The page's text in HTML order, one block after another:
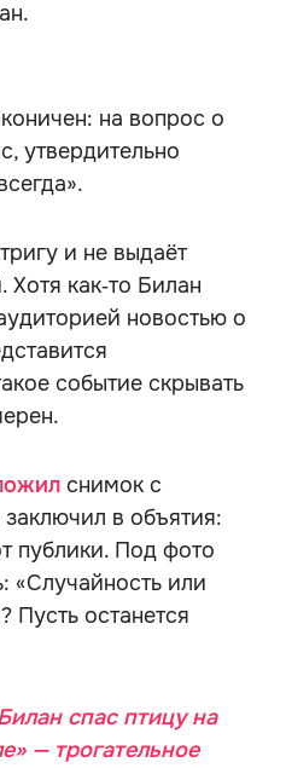
на вопрос о
утвердительно
и не выдаёт
Хотя как‑то Билан
новостью о
событие скрывать
снимок с
в объятия:
публики. Под фото
«Случайность или
Пусть останется
спас птицу на
— трогательное